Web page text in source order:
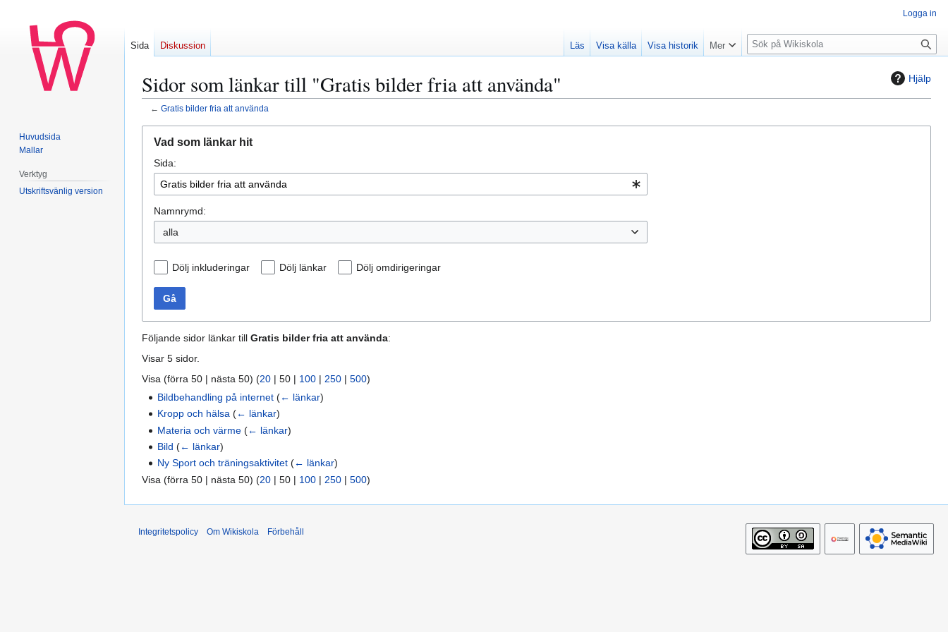
Hjälp
Sidor som länkar till "Gratis bilder fria att använda"
← Gratis bilder fria att använda
navigering
sök
Vad som länkar hit
Sida:
Namnrymd:
alla
Dölj inkluderingar Dölj länkar Dölj omdirigeringar
Gå
Följande sidor länkar till Gratis bilder fria att använda:
Visar 5 sidor.
Visa (förra 50 | nästa 50) (20 | 50 | 100 | 250 | 500)
Bildbehandling på internet (← länkar)
Kropp och hälsa (← länkar)
Materia och värme (← länkar)
Bild (← länkar)
Ny Sport och träningsaktivitet (← länkar)
Visa (förra 50 | nästa 50) (20 | 50 | 100 | 250 | 500)
Logga in
Sida Diskussion Läs Visa källa Visa historik Mer
S
ö
Huvudsida
Mallar
Verktyg
Utskriftsvänlig version
Integritetspolicy Om Wikiskola Förbehåll